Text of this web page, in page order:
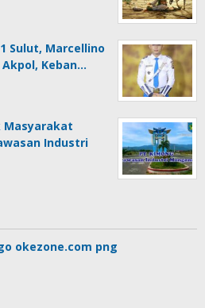
Sulut, Marcellino
Keban…
Masyarakat
Industri